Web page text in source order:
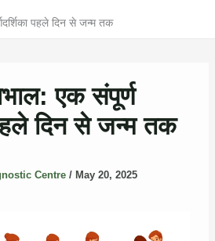
पहले दिन से जन्म तक
एक संपूर्ण
पहले दिन से जन्म तक
Centre / May 20, 2025